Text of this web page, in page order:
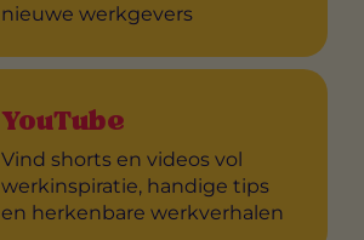
nieuwe werkgevers
YouTube
Vind shorts en videos vol
werkinspiratie, handige tips
en herkenbare werkverhalen